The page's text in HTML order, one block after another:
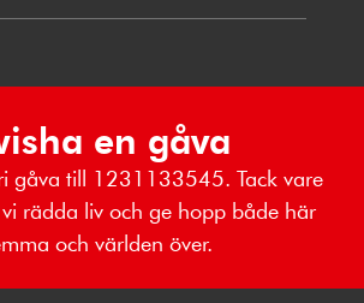
en gåva
gåva till 1231133545. Tack vare
rädda liv och ge hopp både här
och världen över.